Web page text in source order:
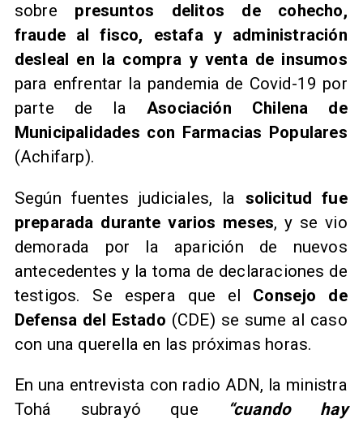
sobre presuntos delitos de cohecho,
fraude al fisco, estafa y administración
desleal en la compra y venta de insumos
para enfrentar la pandemia de Covid-19 por
parte de la Asociación Chilena de
Municipalidades con Farmacias Populares
(Achifarp).
Según fuentes judiciales, la solicitud fue
preparada durante varios meses, y se vio
demorada por la aparición de nuevos
antecedentes y la toma de declaraciones de
testigos. Se espera que el Consejo de
Defensa del Estado (CDE) se sume al caso
con una querella en las próximas horas.
​En una entrevista con radio ADN, la ministra
Tohá subrayó que
“cuando hay